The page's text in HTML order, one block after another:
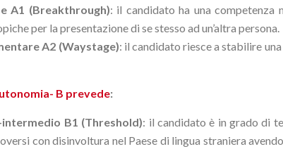
A1 (Breakthrough): il candidato ha una competenza
per la presentazione di se stesso ad un’altra persona.
A2 (Waystage): il candidato riesce a stabilire
B prevede:
B1 (Threshold): il candidato è in grado di
con disinvoltura nel Paese di lingua straniera